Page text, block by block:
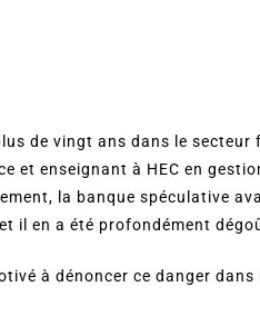
de vingt ans dans le secteur
et enseignant à HEC en
la banque spéculative
il en a été profondément
à dénoncer ce danger